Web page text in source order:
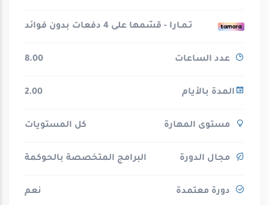
تـمـارا - قسّمها على 4 دفعات بدون فوائد
عدد الساعات 8.00
المدة بالأيام 2.00
مستوى المهارة كل المستويات
مجال الدورة البرامج المتخصصة بالحوكمة
دورة معتمدة نعم